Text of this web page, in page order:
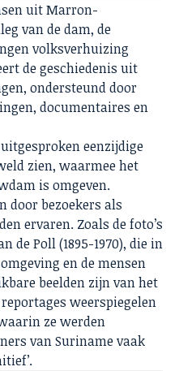
uit Marron-
van de dam, de
volksverhuizing
de geschiedenis uit
ondersteund door
documentaires en
eenzijdige
zien, waarmee het
is omgeven.
door bezoekers als
ervaren. Zoals de foto’s
Poll (1895-1970), die in
en de mensen
beelden zijn van het
weerspiegelen
ze werden
van Suriname vaak